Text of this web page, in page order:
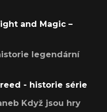
and Magic –
legendární
- historie série
Když jsou hry